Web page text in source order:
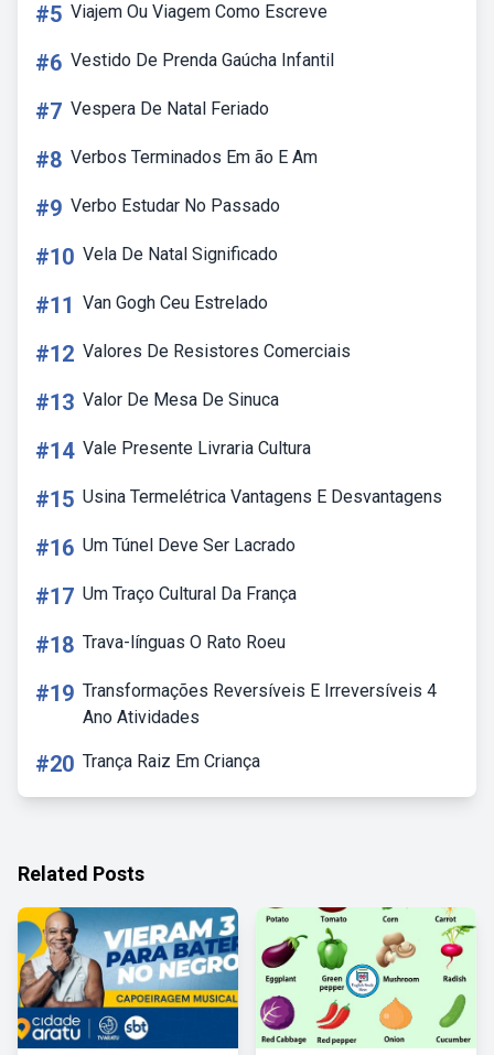
#5 Viajem Ou Viagem Como Escreve
#6 Vestido De Prenda Gaúcha Infantil
#7 Vespera De Natal Feriado
#8 Verbos Terminados Em ão E Am
#9 Verbo Estudar No Passado
#10 Vela De Natal Significado
#11 Van Gogh Ceu Estrelado
#12 Valores De Resistores Comerciais
#13 Valor De Mesa De Sinuca
#14 Vale Presente Livraria Cultura
#15 Usina Termelétrica Vantagens E Desvantagens
#16 Um Túnel Deve Ser Lacrado
#17 Um Traço Cultural Da França
#18 Trava-línguas O Rato Roeu
#19 Transformações Reversíveis E Irreversíveis 4
Ano Atividades
#20 Trança Raiz Em Criança
Related Posts